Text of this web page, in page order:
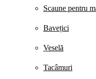
Scaune pentru
Bavețici
Veselă
Tacâmuri